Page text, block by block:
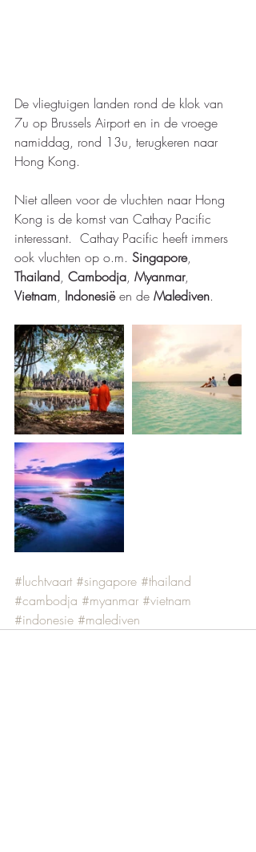
De vliegtuigen landen rond de klok van
7u op Brussels Airport en in de vroege
namiddag, rond 13u, terugkeren naar
Hong Kong.
Niet alleen voor de vluchten naar Hong
Kong is de komst van Cathay Pacific
interessant.  Cathay Pacific heeft immers
ook vluchten op o.m. Singapore,
Thailand, Cambodja, Myanmar,
Vietnam, Indonesië en de Malediven.
#luchtvaart #singapore #thailand
#cambodja #myanmar #vietnam
#indonesie #malediven